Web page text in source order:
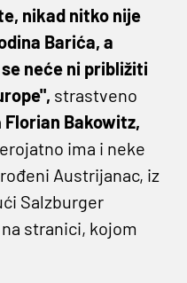
nikad nitko nije
Barića, a
neće ni približiti
strastveno
Florian Bakowitz,
ima i neke
Austrijanac, iz
Salzburger
stranici, kojom